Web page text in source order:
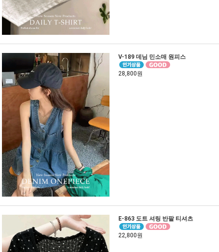
V-189 데님 민소매 원피스
28,800원
E-863 도트 셔링 반팔 티셔츠
22,800원